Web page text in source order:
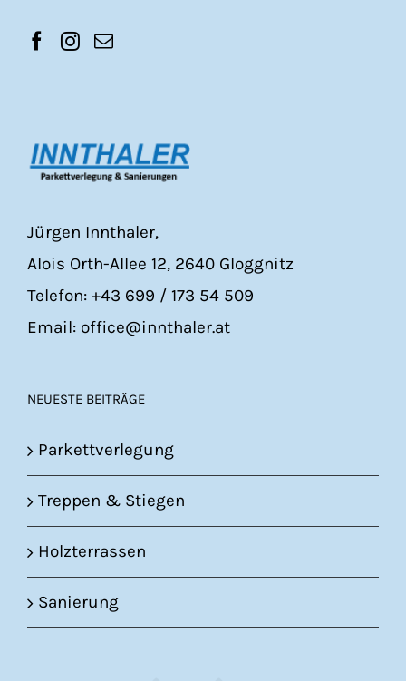
Jürgen Innthaler,
Alois Orth-Allee 12, 2640 Gloggnitz
Telefon: +43 699 / 173 54 509
Email: office@innthaler.at
NEUESTE BEITRÄGE
Parkettverlegung
Treppen & Stiegen
Holzterrassen
Sanierung